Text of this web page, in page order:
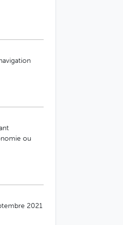
ou
2021